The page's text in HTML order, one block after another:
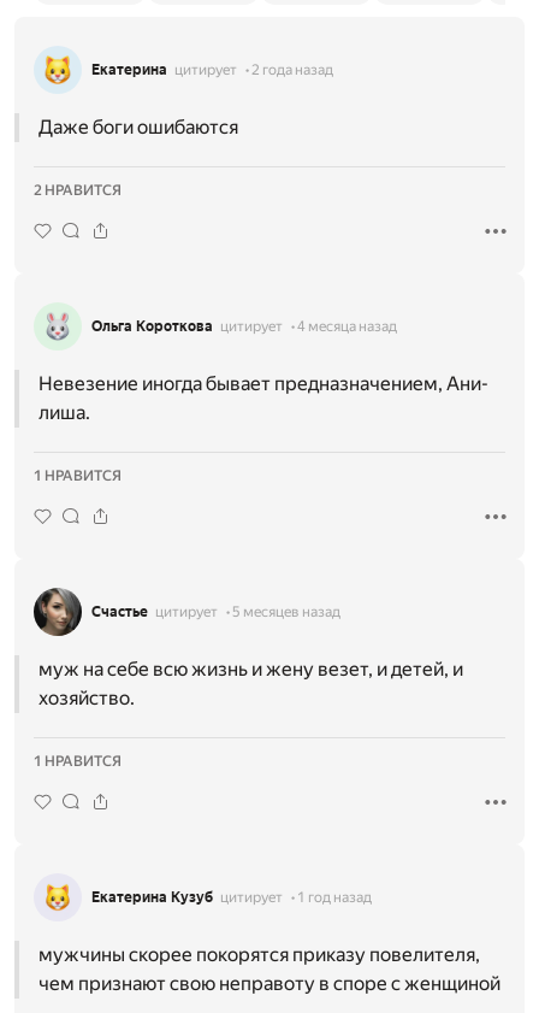
Екатерина цитирует 2 года назад
Даже боги ошибаются
2 НРАВИТСЯ
Ольга Короткова цитирует 4 месяца назад
Невезение иногда бывает предназначением, Ани-
лиша.
1 НРАВИТСЯ
Счастье цитирует 5 месяцев назад
муж на себе всю жизнь и жену везет, и детей, и
хозяйство.
1 НРАВИТСЯ
Екатерина Кузуб цитирует 1 год назад
мужчины скорее покорятся приказу повелителя,
чем признают свою неправоту в споре с женщиной